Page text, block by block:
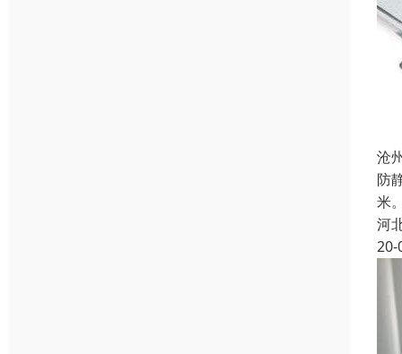
沧
防
米
河
20-